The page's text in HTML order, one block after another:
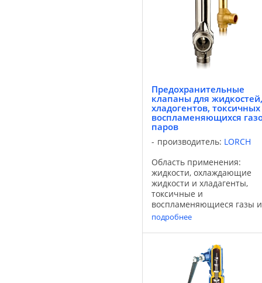
Предохранительные
клапаны для жидкостей,
хладогентов,
воспламеняющихся
паров
производитель: LORCH
Область применения:
жидкости, охлаждающие
жидкости и хладагенты,
токсичные и
воспламеняющиеся газы и
пары. Диапазон давлений
0,3 до 800 бар Диапазон
температур от -196 ° С до
° С в зависимости от
используемого
подробнее